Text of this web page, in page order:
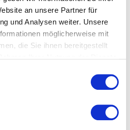
an unsere Partner für
und Analysen weiter. Unsere
möglicherweise mit
die Sie ihnen bereitgestellt